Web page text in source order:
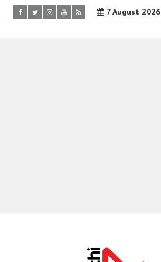
7 August 2026